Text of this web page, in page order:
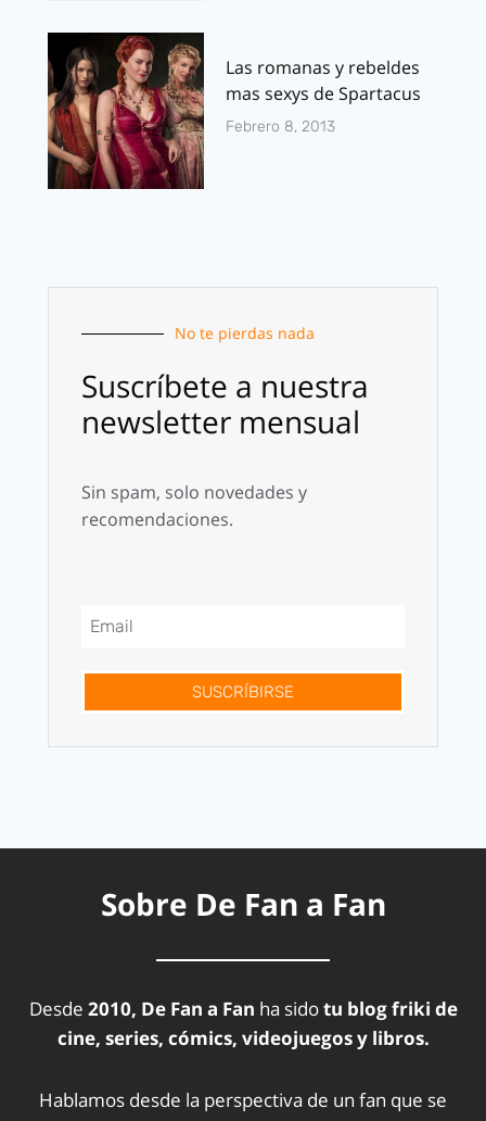
Las romanas y rebeldes
mas sexys de Spartacus
Febrero 8, 2013
No te pierdas nada
Suscríbete a nuestra
newsletter mensual
Sin spam, solo novedades y
recomendaciones.
SUSCRÍBIRSE
Sobre De Fan a Fan
Desde 2010, De Fan a Fan ha sidotu blog friki de
cine, series, cómics, videojuegos y libros.
Hablamos desde la perspectiva de un fan que se